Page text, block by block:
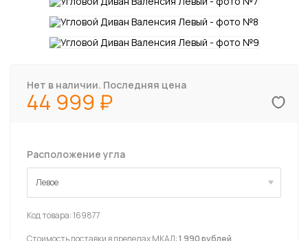
Нет в наличии. Последняя цена
44 999
Расположение угла
Левое
Левое
Код товара:169877
Стоимость доставки в пределах МКАД:1 990 рублей